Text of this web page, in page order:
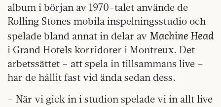
album i början av 1970-talet använde de
Rolling Stones mobila inspelningsstudio och
spelade bland annat in delar av Machine Head
i Grand Hotels korridorer i Montreux. Det
arbetssättet – att spela in tillsammans live –
har de hållit fast vid ända sedan dess.
– När vi gick in i studion spelade vi in allt live